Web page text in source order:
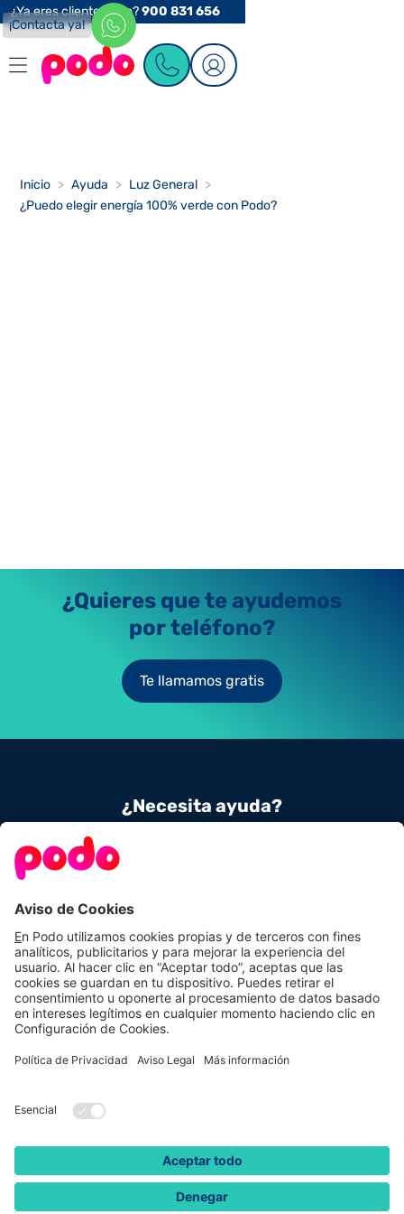
¿Ya eres cliente Podo?900 831 656
¡Contacta ya!
Inicio > Ayuda > Luz General >
¿Puedo elegir energía 100% verde con Podo?
¿Quieres que te ayudemos
por teléfono?
Te llamamos gratis
¿Necesita ayuda?
Conoce Podo
Sobre nosotros
Podo Amigos
Nuestras tarifas
Tarifas de gas